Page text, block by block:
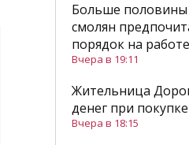
Больше
смолян
порядок на работе
Вчера в 19:11
Жительница
денег при
Вчера в 18:15